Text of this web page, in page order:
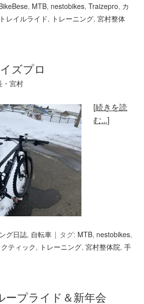
, MTB, nestobikes,Traizepro, カ
トレイルライド, トレーニング,宮村整体
ズプロ
・宮村
[続きを読
む...]
グ日誌, 自転車 タグ: MTB, nestobikes,
ティック, トレーニング,宮村整体院,手
ープライド＆新年会